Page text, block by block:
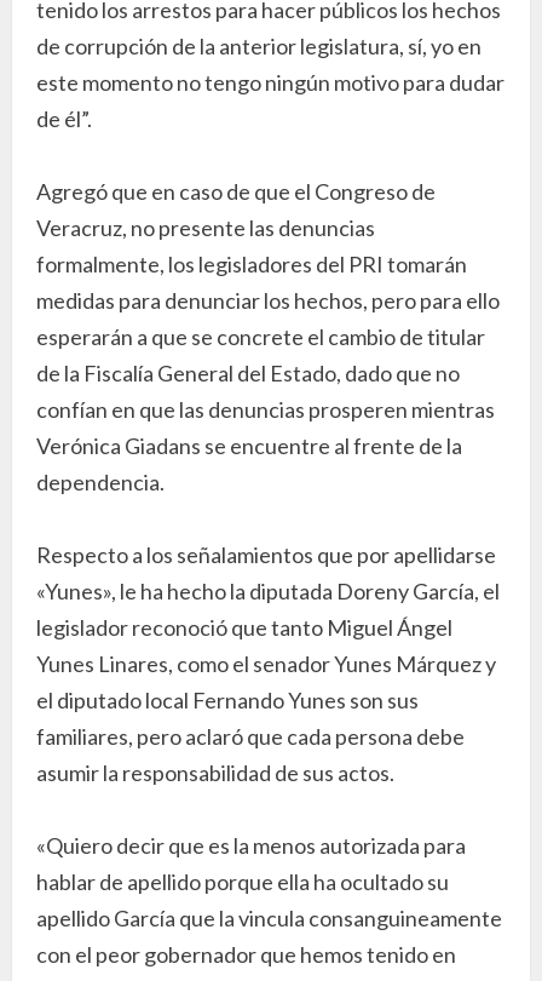
tenido los arrestos para hacer públicos los hechos
de corrupción de la anterior legislatura, sí, yo en
este momento no tengo ningún motivo para dudar
de él”.
Agregó que en caso de que el Congreso de
Veracruz, no presente las denuncias
formalmente, los legisladores del PRI tomarán
medidas para denunciar los hechos, pero para ello
esperarán a que se concrete el cambio de titular
de la Fiscalía General del Estado, dado que no
confían en que las denuncias prosperen mientras
Verónica Giadans se encuentre al frente de la
dependencia.
Respecto a los señalamientos que por apellidarse
«Yunes», le ha hecho la diputada Doreny García, el
legislador reconoció que tanto Miguel Ángel
Yunes Linares, como el senador Yunes Márquez y
el diputado local Fernando Yunes son sus
familiares, pero aclaró que cada persona debe
asumir la responsabilidad de sus actos.
«Quiero decir que es la menos autorizada para
hablar de apellido porque ella ha ocultado su
apellido García que la vincula consanguineamente
con el peor gobernador que hemos tenido en